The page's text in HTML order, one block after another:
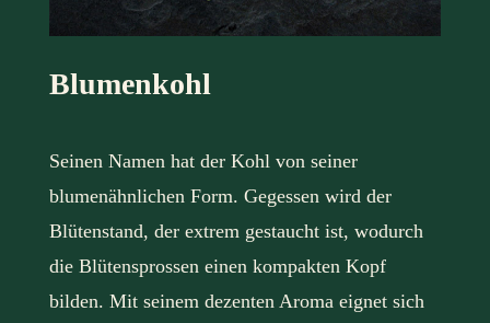
Blumenkohl
Seinen Namen hat der Kohl von seiner
blumenähnlichen Form. Gegessen wird der
Blütenstand, der extrem gestaucht ist, wodurch
die Blütensprossen einen kompakten Kopf
bilden. Mit seinem dezenten Aroma eignet sich